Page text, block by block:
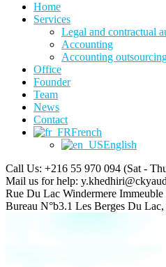
Home
Services
Legal and contractual
Accounting
Accounting
Office
Founder
Team
News
Contact
French
English
Call Us: +216 55 970 094 (Sat -
Mail us for help:
Rue Du Lac Windermere
Bureau N°b3.1 Les Berges Du